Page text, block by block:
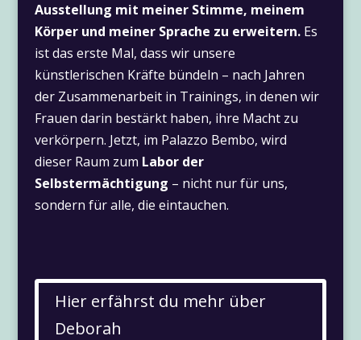
Ausstellung mit meiner Stimme, meinem
Körper und meiner Sprache zu erweitern.Es
ist das erste Mal, dass wir unsere
künstlerischen Kräfte bündeln – nach Jahren
der Zusammenarbeit in Trainings, in denen wir
Frauen darin bestärkt haben, ihre Macht zu
verkörpern. Jetzt, im Palazzo Bembo, wird
dieser Raum zum Labor der
Selbstermächtigung – nicht nur für uns,
sondern für alle, die eintauchen.
Hier erfährst du mehr über
Deborah